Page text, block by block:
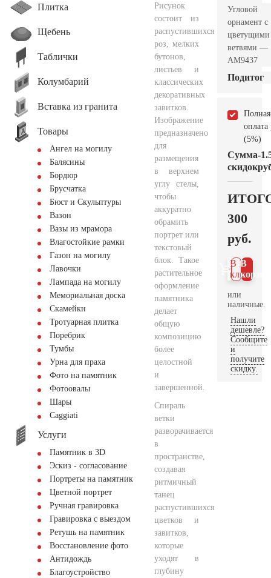
Плитка
Щебень
Таблички
Колумбарий
Вставка из гранита
Товары
Ангел на могилу
Балясины
Бордюр
Брусчатка
Бюст и Скульптуры
Вазон
Вазы из мрамора
Влагостойкие рамки
Газон на могилу
Лавочки
Лампада на могилу
Мемориальная доска
Скамейки
Тротуарная плитка
Поребрик
Тумбы
Урна для праха
Фото на памятник
Фотоовалы
Шары
Сaggiati
Услуги
Памятник в 3D
Эскиз - согласование
Портреты на памятник
Цветной портрет
Ручная гравировка
Гравировка с выездом
Ретушь на памятник
Восстановление фото
Антидождь
Благоустройство
Рисунок
состоит из
распустившихся
роз, мелких
бутонов,
листьев и
классических
декоративных
завитков.
Изображение
предназначено
для
размещения
в верхнем
углу стелы,
чтобы
аккуратно
обрамить
портрет или
текстовый
блок. Такое
растительное
оформление
памятника
делает
общую
композицию
более
целостной
и
завершенной.
Спираль
ветки
разворачивается
в
пространстве,
создавая
ритмичный
танец
распустившихся
цветков и
завитков,
которые
уходят в
глубину
Угловой
орнамент с
цветущими
ветвями —
AM9437
Подитог
Полная
оплата
(5%)
Сумма
скидок
-
300
руб.
В
В 1
клик
или
наличные.
Нашли
дешевле?
Сообщите
и
получите
скидку.